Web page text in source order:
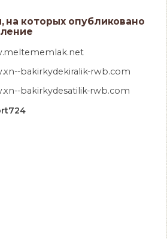
на которых опубликовано
bakirkydekiralik-rwb.com
bakirkydesatilik-rwb.com